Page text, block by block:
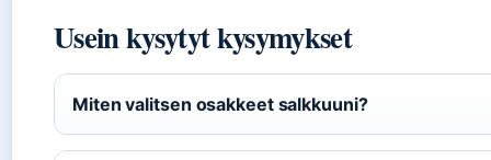
Usein kysytyt kysymykset
Miten valitsen osakkeet salkkuuni?